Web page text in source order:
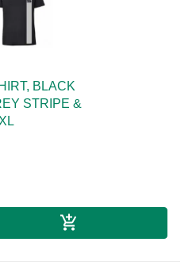
BLACK
STRIPE &